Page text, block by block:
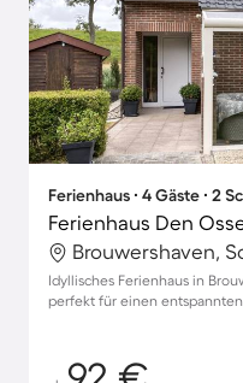
Ferienhaus ∙ 4 Gäste ∙ 2
Ferienhaus Den
Idyllisches Ferienhaus in
perfekt für einen